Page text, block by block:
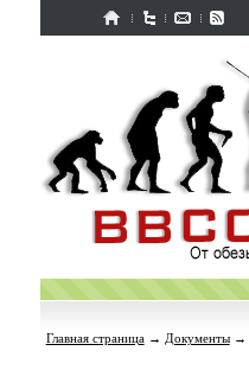
Главная страница→ Документы→